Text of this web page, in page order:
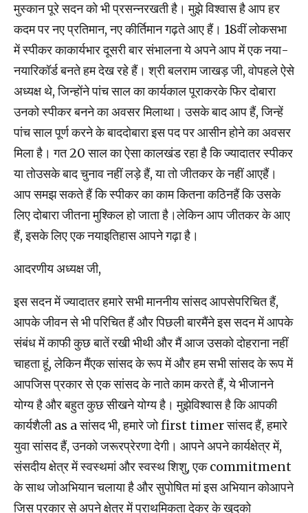
मुस्कान पूरे सदन को भी प्रसन्नरखती है। मुझे विश्‍वास है आप हर
कदम पर नए प्रतिमान, नए कीर्तिमान गढ़ते आए हैं। 18वीं लोकसभा
में स्‍पीकर काकार्यभार दूसरी बार संभालना ये अपने आप में एक नया-
नयारिकॉर्ड बनते हम देख रहे हैं। श्री बलराम जाखड़ जी, वोपहले ऐसे
अध्‍यक्ष थे, जिन्‍होंने पांच साल का कार्यकाल पूराकरके फिर दोबारा
उनको स्‍पीकर बनने का अवसर मिलाथा। उसके बाद आप हैं, जिन्‍हें
पांच साल पूर्ण करने के बाददोबारा इस पद पर आसीन होने का अवसर
मिला है। गत 20 साल का ऐसा कालखंड रहा है कि ज्‍यादातर स्‍पीकर
या तोउसके बाद चुनाव नहीं लड़े हैं, या तो जीतकर के नहीं आएहैं।
आप समझ सकते हैं कि स्‍पीकर का काम कितना कठिनहैं कि उसके
लिए दोबारा जीतना मुश्‍किल हो जाता है।लेकिन आप जीतकर के आए
हैं, इसके लिए एक नयाइतिहास आपने गढ़ा है।
आदरणीय अध्यक्ष जी,
इस सदन में ज्‍यादातर हमारे सभी माननीय सांसद आपसेपरिचित हैं,
आपके जीवन से भी परिचित हैं और पिछली बारमैंने इस सदन में आपके
संबंध में काफी कुछ बातें रखी भीथी और मैं आज उसको दोहराना नहीं
चाहता हूं, लेकिन मैंएक सांसद के रूप में और हम सभी सांसद के रूप में
आपजिस प्रकार से एक सांसद के नाते काम करते हैं, ये भीजानने
योग्‍य है और बहुत कुछ सीखने योग्‍य है। मुझेविश्‍वास है कि आपकी
कार्यशैली as a सांसद भी, हमारे जो first timer सांसद हैं, हमारे
युवा सांसद हैं, उनको जरूरप्रेरणा देगी। आपने अपने कार्यक्षेत्र में,
संसदीय क्षेत्र में स्‍वस्‍थमां और स्‍वस्‍थ शिशु, एक commitment
के साथ जोअभियान चलाया है और सुपोषित मां इस अभियान कोआपने
जिस प्रकार से अपने क्षेत्र में प्राथमिकता देकर के खुदको